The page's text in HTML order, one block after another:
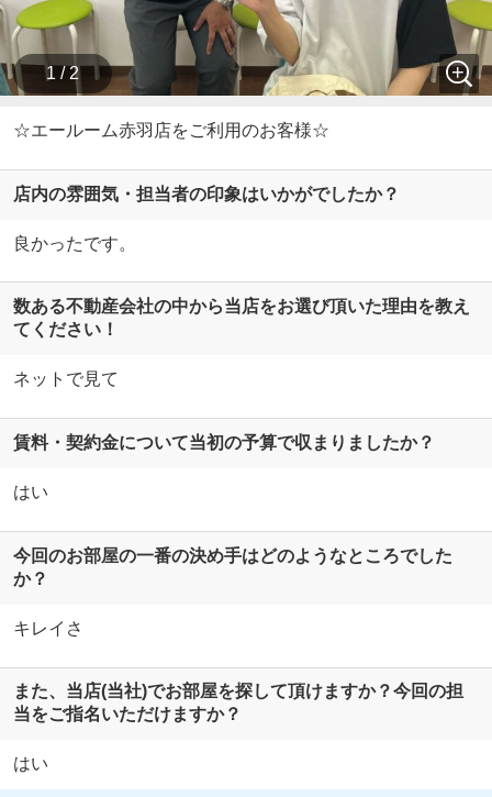
1 / 2
☆エールーム赤羽店をご利用のお客様☆
店内の雰囲気・担当者の印象はいかがでしたか？
良かったです。
数ある不動産会社の中から当店をお選び頂いた理由を教え
てください！
ネットで見て
賃料・契約金について当初の予算で収まりましたか？
はい
今回のお部屋の一番の決め手はどのようなところでした
か？
キレイさ
また、当店(当社)でお部屋を探して頂けますか？今回の担
当をご指名いただけますか？
はい